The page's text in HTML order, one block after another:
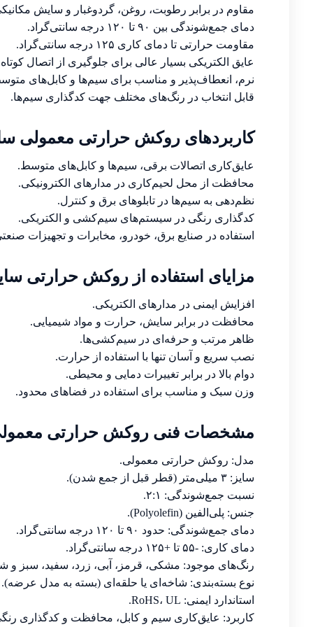
مقاوم در برابر رطوبت، روغن، گردوغبار و سایش
دمای جمع‌شوندگی بین ۹۰ تا ۱۲۰ درجه سانتی‌گراد.
مقاومت حرارتی تا دمای کاری ۱۲۵ درجه سانتی‌گراد.
عایق الکتریکی بسیار عالی برای جلوگیری از اتصال
نرم، انعطاف‌پذیر و مناسب برای سیم‌ها و کابل‌های
قابل انتخاب در رنگ‌های مختلف جهت کدگذاری سیم‌ها.
کاربردهای روکش حرارتی معمولی سایز ۳ در
عایق‌کاری اتصالات برقی، سیم‌ها و کابل‌های متوسط.
محافظت از محل لحیم‌کاری در مدارهای الکترونیکی.
نظم‌دهی به سیم‌ها در تابلوهای برق و کنترل.
کدگذاری رنگی در سیستم‌های سیم‌کشی و الکتریکی.
استفاده در صنایع برق، خودرو، مخابرات و تجهیزات
مزایای استفاده از روکش حرارتی
افزایش ایمنی در مدارهای الکتریکی.
محافظت در برابر سایش، حرارت و مواد شیمیایی.
ظاهر مرتب و حرفه‌ای در سیم‌کشی‌ها.
نصب سریع و آسان تنها با استفاده از حرارت.
دوام بالا در برابر تغییرات دمایی و محیطی.
وزن سبک و مناسب برای استفاده در فضاهای محدود.
مشخصات فنی روکش حرارتی
مدل: روکش حرارتی معمولی.
سایز: ۳ میلی‌متر (قطر قبل از جمع شدن).
نسبت جمع‌شوندگی: ۲:۱.
جنس: پلی‌الفین (Polyolefin).
دمای جمع‌شوندگی: حدود ۹۰ تا ۱۲۰ درجه سانتی‌گراد.
دمای کاری: -۵۵ تا +۱۲۵ درجه سانتی‌گراد.
رنگ‌های موجود: مشکی، قرمز، آبی، زرد، سفید، سبز و
نوع بسته‌بندی: شاخه‌ای یا حلقه‌ای (بسته به مدل عرضه).
استاندارد ایمنی: RoHS، UL.
کاربرد: عایق‌کاری سیم و کابل، محافظت و کدگذاری